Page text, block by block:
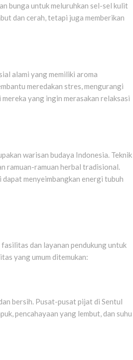
bunga untuk meluruhkan sel-sel kulit
dan cerah, tetapi juga memberikan
alami yang memiliki aroma
meredakan stres, mengurangi
yang ingin merasakan relaksasi
warisan budaya Indonesia. Teknik
ramuan-ramuan herbal tradisional.
menyeimbangkan energi tubuh
dan layanan pendukung untuk
yang umum ditemukan:
bersih. Pusat-pusat pijat di Sentul
pencahayaan yang lembut, dan suhu